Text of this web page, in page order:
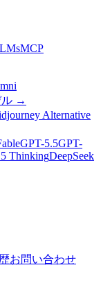
MCP
→
Alternative
GPT-5.5GPT-
ThinkingDeepSeek
お問い合わせ